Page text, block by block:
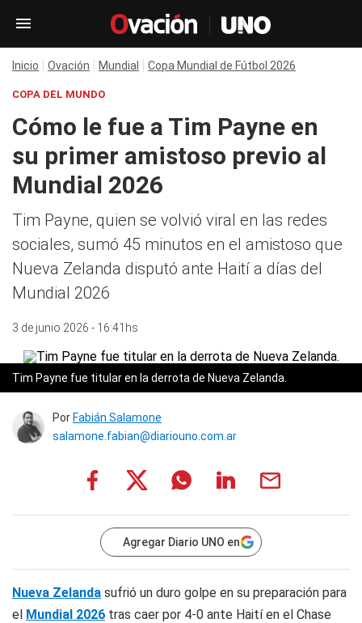
Inicio Ovación Mundial Copa Mundial de Fútbol 2026
COPA DEL MUNDO
Cómo le fue a Tim Payne en
su primer amistoso previo al
Mundial 2026
Tim Payne, quien se volvió viral en las redes
sociales, sumó 45 minutos en el amistoso que
Nueva Zelanda disputó ante Haití a días del
Mundial 2026
3 de junio 2026 - 16:41hs
Tim Payne fue titular en la derrota de Nueva Zelanda.
Por Fabián Salamone
salamone.fabian@diariouno.com.ar
Agregar Diario UNO en
Nueva Zelanda sufrió un duro golpe en su preparación para
el Mundial 2026 tras caer por 4-0 ante Haití en el Chase